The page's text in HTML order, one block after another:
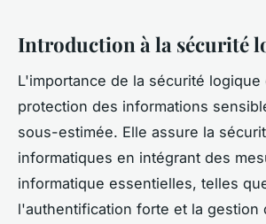
Introduction à la sécurité
L'importance de la sécurité logique
protection des informations
sous-estimée. Elle assure la
informatiques en intégrant des
informatique essentielles, telles
l'authentification forte et la gestion